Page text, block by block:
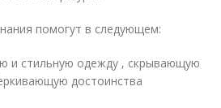
помогут в следующем:
и стильную одежду , скрывающую
достоинства